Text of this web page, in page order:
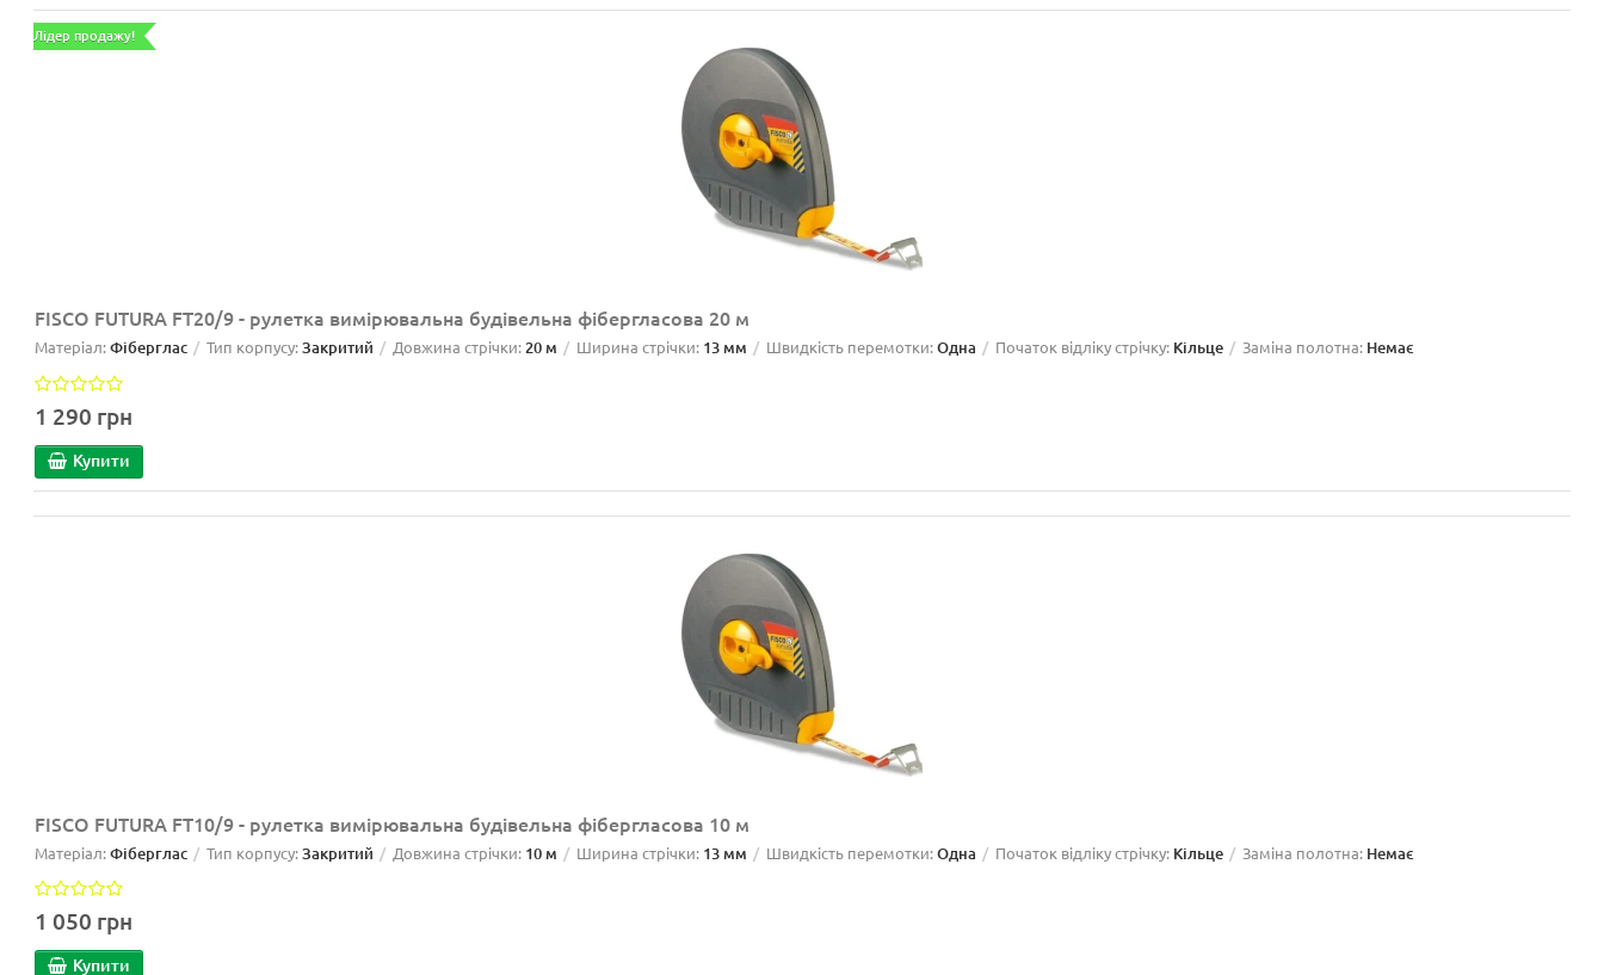
Лідер продажу!
FISCO FUTURA FT20/9 - рулетка вимірювальна будівельна фібергласова 20 м
Матеріал: Фіберглас Тип корпусу: Закритий Довжина стрічки: 20 м Ширина стрічки: 13 мм Швидкість перемотки: Одна Початок відліку стрічку: Кільце Заміна полотна: Немає
1 290 грн
Купити
FISCO FUTURA FT10/9 - рулетка вимірювальна будівельна фібергласова 10 м
Матеріал: Фіберглас Тип корпусу: Закритий Довжина стрічки: 10 м Ширина стрічки: 13 мм Швидкість перемотки: Одна Початок відліку стрічку: Кільце Заміна полотна: Немає
1 050 грн
Купити